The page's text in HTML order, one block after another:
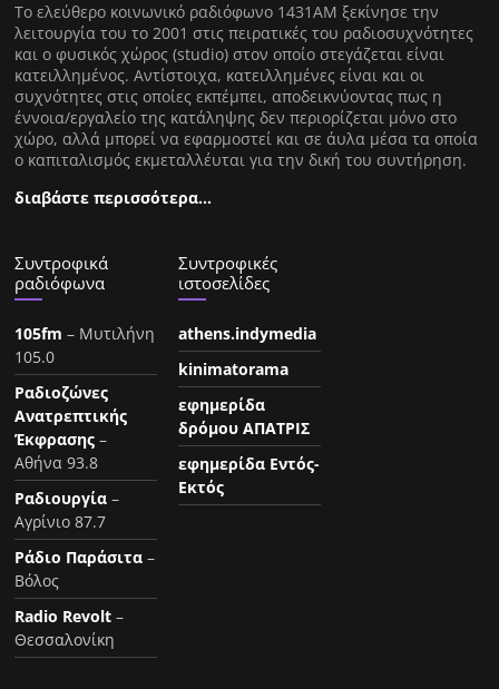
Tο ελεύθερο κοινωνικό ραδιόφωνο 1431AM ξεκίνησε την
λειτουργία του το 2001 στις πειρατικές του ραδιοσυχνότητες
και ο φυσικός χώρος (studio) στον οποίο στεγάζεται είναι
κατειλλημένος. Αντίστοιχα, κατειλλημένες είναι και οι
συχνότητες στις οποίες εκπέμπει, αποδεικνύοντας πως η
έννοια/εργαλείο της κατάληψης δεν περιορίζεται μόνο στο
χώρο, αλλά μπορεί να εφαρμοστεί και σε άυλα μέσα τα οποία
ο καπιταλισμός εκμεταλλέυται για την δική του συντήρηση.
διαβάστε περισσότερα…
Συντροφικά
ραδιόφωνα
105fm – Μυτιλήνη
105.0
Ραδιοζώνες
Ανατρεπτικής
Έκφρασης –
Αθήνα 93.8
Ραδιουργία –
Αγρίνιο 87.7
Ράδιο Παράσιτα –
Βόλος
Radio Revolt –
Θεσσαλονίκη
Συντροφικές
ιστοσελίδες
athens.indymedia
kinimatorama
εφημερίδα
δρόμου ΑΠΑΤΡΙΣ
εφημερίδα Εντός-
Εκτός